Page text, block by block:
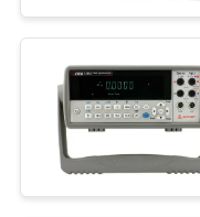
ФАБРИКИ
ПРОВЕРКА
КАЧЕСТВА